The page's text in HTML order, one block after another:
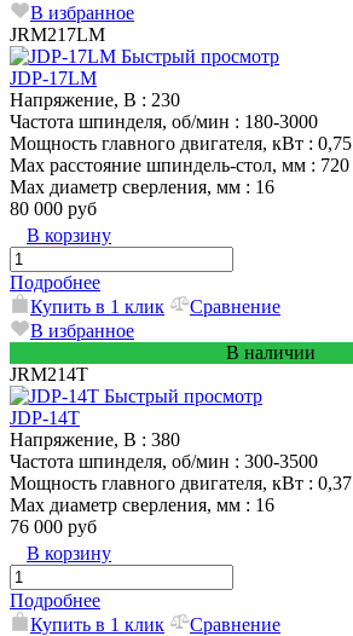
В избранное
JRM217LM
Быстрый просмотр
JDP-17LM
Напряжение, В : 230
Частота шпинделя, об/мин : 180-3000
Мощность главного двигателя, кВт : 0,75
Max расстояние шпиндель-стол, мм : 720
Max диаметр сверления, мм : 16
80 000 руб
В корзину
Подробнее
Купить в 1 клик
Сравнение
В избранное
В наличии
JRM214T
Быстрый просмотр
JDP-14T
Напряжение, В : 380
Частота шпинделя, об/мин : 300-3500
Мощность главного двигателя, кВт : 0,37
Max диаметр сверления, мм : 16
76 000 руб
В корзину
Подробнее
Купить в 1 клик
Сравнение